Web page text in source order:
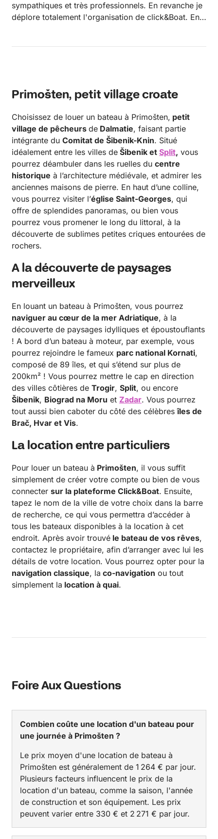
sympathiques et très professionnels. En revanche je
déplore totalement l'organisation de click&Boat. En
de Click & Boat m'ont obligé de prendre une nuit
d'hôtel supplémentaire (hier soir) pour prendre
les départs du bateau se font toujours à 09h00 et
non 17h00.
Primošten, petit village croate
Choisissez de louer un bateau à Primošten, petit
village de pêcheurs de Dalmatie, faisant partie
intégrante du Comitat de Šibenik-Knin. Situé
idéalement entre les villes de Šibenik et Split, vous
pourrez déambuler dans les ruelles du centre
historique à l’architecture médiévale, et admirer les
anciennes maisons de pierre. En haut d’une colline,
vous pourrez visiter l’église Saint-Georges, qui
offre de splendides panoramas, ou bien vous
pourrez vous promener le long du littoral, à la
découverte de sublimes petites criques entourées de
rochers.
A la découverte de paysages
merveilleux
En louant un bateau à Primošten, vous pourrez
naviguer au cœur de la mer Adriatique, à la
découverte de paysages idylliques et époustouflants
! A bord d’un bateau à moteur, par exemple, vous
pourrez rejoindre le fameux parc national Kornati,
composé de 89 îles, et qui s’étend sur plus de
200km² ! Vous pourrez mettre le cap en direction
des villes côtières de Trogir, Split, ou encore
Šibenik, Biograd na Moru et Zadar. Vous pourrez
tout aussi bien caboter du côté des célèbresîles de
Brač, Hvar et Vis.
La location entre particuliers
Pour louer un bateau à Primošten, il vous suffit
simplement de créer votre compte ou bien de vous
connecter sur la plateforme Click&Boat. Ensuite,
tapez le nom de la ville de votre choix dans la barre
de recherche, ce qui vous permettra d’accéder à
tous les bateaux disponibles à la location à cet
endroit. Après avoir trouvé le bateau de vos rêves,
contactez le propriétaire, afin d’arranger avec lui les
détails de votre location. Vous pourrez opter pour la
navigation classique, la co-navigation ou tout
simplement la location à quai.
Foire Aux Questions
Combien coûte une location d'un bateau pour
une journée à Primošten ?
Le prix moyen d'une location de bateau à
Primošten est généralement de 1 264 € par jour.
Plusieurs facteurs influencent le prix de la
location d'un bateau, comme la saison, l'année
de construction et son équipement. Les prix
peuvent varier entre 330 € et 2 271 € par jour.